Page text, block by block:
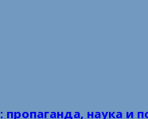
пропаганда, наука и